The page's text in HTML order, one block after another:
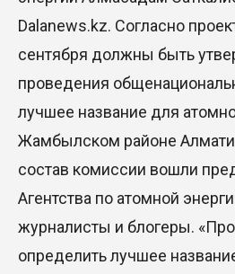
Dalanews.kz. Согласно
сентября должны быть
проведения
лучшее название для
Жамбылском районе
состав комиссии вошли
Агентства по атомной
журналисты и блогеры.
определить лучшее